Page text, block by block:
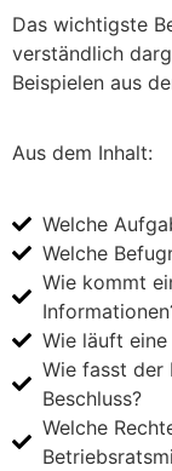
Das wichtigste
verständlich
Beispielen aus
Aus dem Inhalt:
Welche
Welche
Wie kommt
Wie läuft
Wie fasst der
Beschluss?
Welche